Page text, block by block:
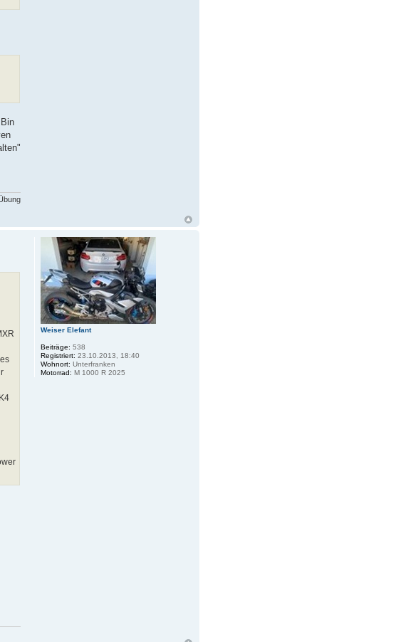
Weiser Elefant
Beiträge: 538
Registriert: 23.10.2013, 18:40
Wohnort: Unterfranken
Motorrad: M 1000 R 2025